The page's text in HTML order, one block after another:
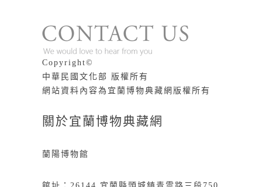
版權說明
Copyright©
中華民國文化部 版權所有
網站資料內容為宜蘭博物典藏網版權所有
關於宜蘭博物典藏網
蘭陽博物館